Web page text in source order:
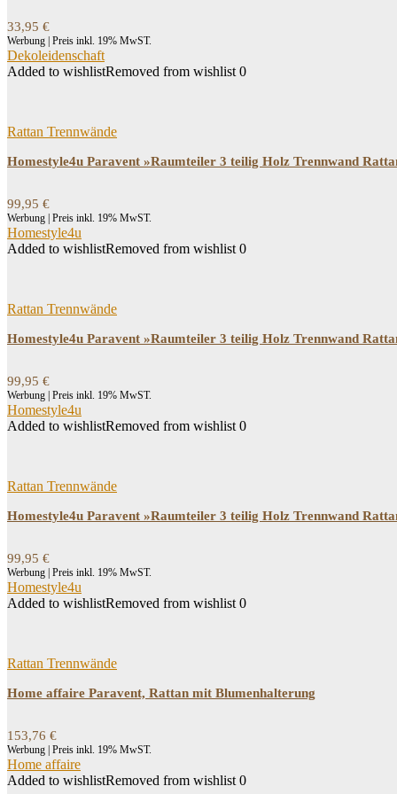
33,95 €
Werbung | Preis inkl. 19% MwST.
Dekoleidenschaft
Added to wishlistRemoved from wishlist 0
Rattan Trennwände
Homestyle4u Paravent »Raumteiler 3 teilig Holz Trennwand
99,95 €
Werbung | Preis inkl. 19% MwST.
Homestyle4u
Added to wishlistRemoved from wishlist 0
Rattan Trennwände
Homestyle4u Paravent »Raumteiler 3 teilig Holz Trennwand
99,95 €
Werbung | Preis inkl. 19% MwST.
Homestyle4u
Added to wishlistRemoved from wishlist 0
Rattan Trennwände
Homestyle4u Paravent »Raumteiler 3 teilig Holz Trennwand
99,95 €
Werbung | Preis inkl. 19% MwST.
Homestyle4u
Added to wishlistRemoved from wishlist 0
Rattan Trennwände
Home affaire Paravent, Rattan mit Blumenhalterung
153,76 €
Werbung | Preis inkl. 19% MwST.
Home affaire
Added to wishlistRemoved from wishlist 0